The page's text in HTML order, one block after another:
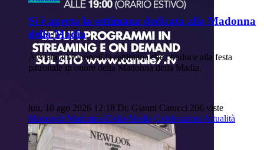
Si è aperta la settimana dedicata alla Madonna
della Madia
Avviata a Monopoli la settimana che conduce alla festa
patronale in onore della Madonna della Madia.
lun, 10 ago 2026 12:18 Di: Gianni Catucci 266 viste
Monopoli Madonna-Della-Madia Celebrazioni Attualità